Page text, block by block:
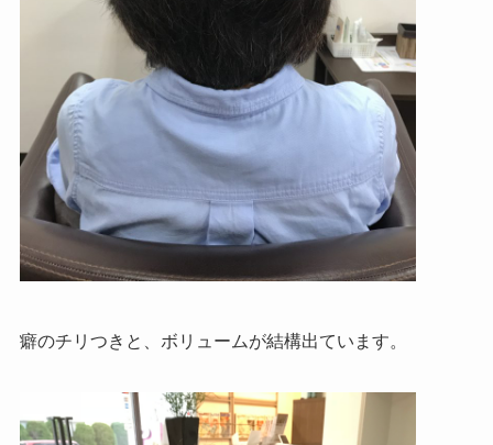
癖のチリつきと、ボリュームが結構出ています。